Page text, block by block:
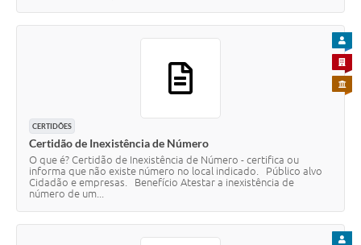
CERTIDÕES
Certidão de Inexistência de Número
O que é? Certidão de Inexistência de Número - certifica ou
informa que não existe número no local indicado. Público alvo
Cidadão e empresas. Benefício Atestar a inexistência de
número de um...
PARA
PARA